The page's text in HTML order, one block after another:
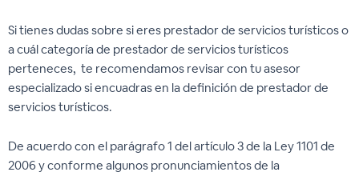
Si tienes dudas sobre si eres prestador de servicios turísticos o
a cuál categoría de prestador de servicios turísticos
perteneces, te recomendamos revisar con tu asesor
especializado si encuadras en la definición de prestador de
servicios turísticos.
De acuerdo con el parágrafo 1 del artículo 3 de la Ley 1101 de
2006 y conforme algunos pronunciamientos de la